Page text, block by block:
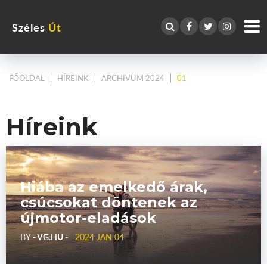
Széles Út
FŐOLDAL HÍREINK ARCHIVUM 2024 01
Híreink
Hiába az emelkedő árak,
csúcsokat döntenek az
újmotor-eladások
BY- VG.HU - 2024 JAN 04